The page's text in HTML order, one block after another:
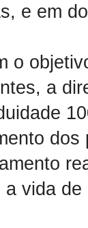
e em
o
a
dos
a vida de